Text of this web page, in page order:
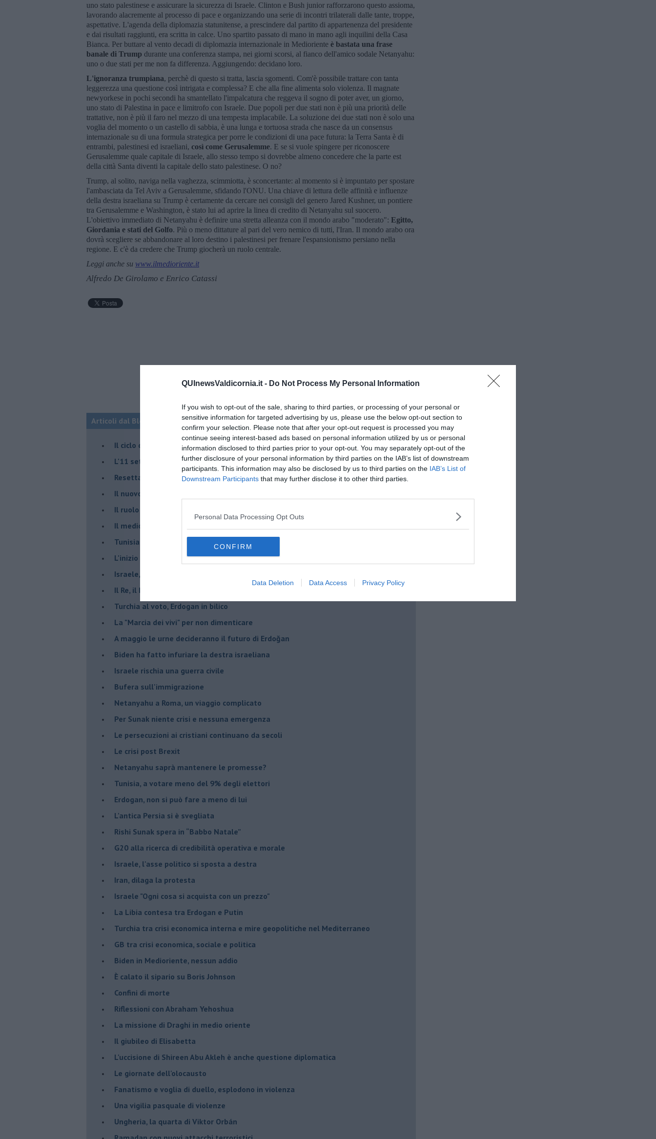
QUInewsValdicornia.it - Do Not Process My Personal Information
If you wish to opt-out of the sale, sharing to third parties, or processing of your personal or
sensitive information for targeted advertising by us, please use the below opt-out section to
confirm your selection. Please note that after your opt-out request is processed you may
continue seeing interest-based ads based on personal information utilized by us or personal
information disclosed to third parties prior to your opt-out. You may separately opt-out of the
further disclosure of your personal information by third parties on the IAB’s list of downstream
participants. This information may also be disclosed by us to third parties on the IAB’s List of
Downstream Participants that may further disclose it to other third parties.
Personal Data Processing Opt Outs
CONFIRM
Data Deletion Data Access Privacy Policy
uno stato palestinese e assicurare la sicurezza di Israele. Clinton e Bush junior rafforzarono questo assioma,
lavorando alacremente al processo di pace e organizzando una serie di incontri trilaterali dalle tante, troppe,
aspettative. L'agenda della diplomazia statunitense, a prescindere dal partito di appartenenza del presidente
e dai risultati raggiunti, era scritta in calce. Uno spartito passato di mano in mano agli inquilini della Casa
Bianca. Per buttare al vento decadi di diplomazia internazionale in Medioriente è bastata una frase
banale di Trump durante una conferenza stampa, nei giorni scorsi, al fianco dell'amico sodale Netanyahu:
uno o due stati per me non fa differenza. Aggiungendo: decidano loro.
L'ignoranza trumpiana, perchè di questo si tratta, lascia sgomenti. Com'è possibile trattare con tanta
leggerezza una questione così intrigata e complessa? E che alla fine alimenta solo violenza. Il magnate
newyorkese in pochi secondi ha smantellato l'impalcatura che reggeva il sogno di poter aver, un giorno,
uno stato di Palestina in pace e limitrofo con Israele. Due popoli per due stati non è più una priorità delle
trattative, non è più il faro nel mezzo di una tempesta implacabile. La soluzione dei due stati non è solo una
voglia del momento o un castello di sabbia, è una lunga e tortuosa strada che nasce da un consensus
internazionale su di una formula strategica per porre le condizioni di una pace futura: la Terra Santa è di
entrambi, palestinesi ed israeliani, così come Gerusalemme. E se si vuole spingere per riconoscere
Gerusalemme quale capitale di Israele, allo stesso tempo si dovrebbe almeno concedere che la parte est
della città Santa diventi la capitale dello stato palestinese. O no?
Trump, al solito, naviga nella vaghezza, scimmiotta, è sconcertante: al momento si è impuntato per spostare
l'ambasciata da Tel Aviv a Gerusalemme, sfidando l'ONU. Una chiave di lettura delle affinità e influenze
della destra israeliana su Trump è certamente da cercare nei consigli del genero Jared Kushner, un pontiere
tra Gerusalemme e Washington, è stato lui ad aprire la linea di credito di Netanyahu sul suocero.
L'obiettivo immediato di Netanyahu è definire una stretta alleanza con il mondo arabo "moderato": Egitto,
Giordania e stati del Golfo. Più o meno dittature al pari del vero nemico di tutti, l'Iran. Il mondo arabo ora
dovrà scegliere se abbandonare al loro destino i palestinesi per frenare l'espansionismo persiano nella
regione. E c'è da credere che Trump giocherà un ruolo centrale.
Leggi anche su www.ilmedioriente.it
Alfredo De Girolamo e Enrico Catassi
Articoli dal Blog “Fauda e balagan” di Alfredo De Girolamo e Enrico Catassi
Il ciclo della violenza in Medioriente
L'11 settembre di Israele è iniziato il 7 ottobre 2023
Resettare l’era di Netanyahu
​Il nuovo corso dell’era di Erdogan
Il ruolo delle diplomazie nei conflitti
Il medioriente di Silvio
Tunisia rischiosa e strategica per l'Italia
L'inizio del “secolo della Turchia”
Israele, deciderà il borsone della spesa
Il Re, il Primo Ministro, il Sindaco e la Brexit
Turchia al voto, Erdogan in bilico
La "Marcia dei vivi" per non dimenticare
A maggio le urne decideranno il futuro di Erdoğan
Biden ha fatto infuriare la destra israeliana
Israele rischia una guerra civile
Bufera sull'immigrazione
Netanyahu a Roma, un viaggio complicato
Per Sunak niente crisi e nessuna emergenza
Le persecuzioni ai cristiani continuano da secoli
Le crisi post Brexit
Netanyahu saprà mantenere le promesse?
Tunisia, a votare meno del 9% degli elettori
Erdogan, non si può fare a meno di lui
L'antica Persia si è svegliata
Rishi Sunak spera in “Babbo Natale”
G20 alla ricerca di credibilità operativa e morale
Israele, l'asse politico si sposta a destra
Iran, dilaga la protesta
Israele "Ogni cosa si acquista con un prezzo"
La Libia contesa tra Erdogan e Putin
Turchia tra crisi economica interna e mire geopolitiche nel Mediterraneo
GB tra crisi economica, sociale e politica
Biden in Medioriente, nessun addio
È calato il sipario su Boris Johnson
Confini di morte
Riflessioni con Abraham Yehoshua
La missione di Draghi in medio oriente
Il giubileo di Elisabetta
L'uccisione di Shireen Abu Akleh è anche questione diplomatica
Le giornate dell'olocausto
Fanatismo e voglia di duello, esplodono in violenza
Una vigilia pasquale di violenze
Ungheria, la quarta di Viktor Orbán